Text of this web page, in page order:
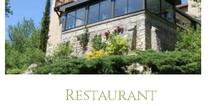
Restaurant